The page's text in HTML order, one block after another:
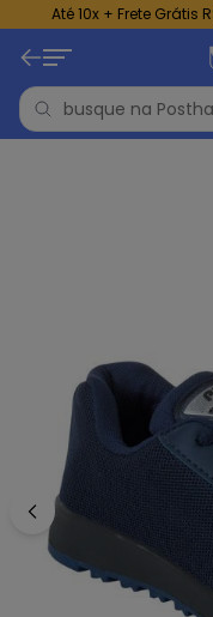
Até 10x + Frete Grátis